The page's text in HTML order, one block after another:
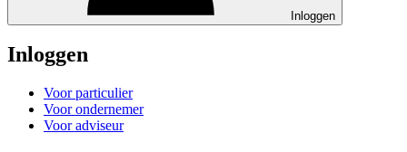
Inloggen
Inloggen
Voor particulier
Voor ondernemer
Voor adviseur